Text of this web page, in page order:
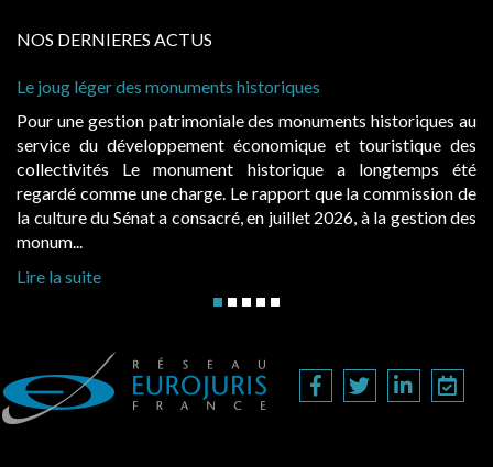
NOS DERNIERES ACTUS
Le joug léger des monuments historiques
Pour une gestion patrimoniale des monuments historiques au
service du développement économique et touristique des
collectivités Le monument historique a longtemps été
regardé comme une charge. Le rapport que la commission de
la culture du Sénat a consacré, en juillet 2026, à la gestion des
monum...
Lire la suite